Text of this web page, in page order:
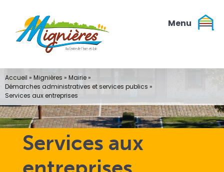
contenu
Services aux
Accueil » Mignières » Mairie»
Démarches administratives et services publics »
Services aux entreprises